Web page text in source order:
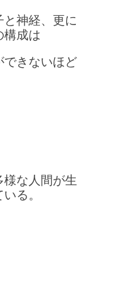
神経、更に
構成は
できないほど
な人間が生
る。